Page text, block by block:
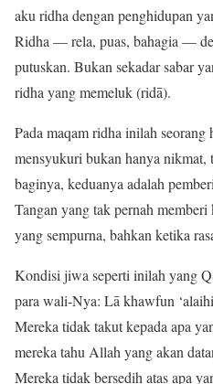
aku ridha dengan penghidupan
Ridha — rela, puas, bahagia —
putuskan. Bukan sekadar sabar
ridha yang memeluk (ridā).
Pada maqam ridha inilah seorang
mensyukuri bukan hanya nikmat,
baginya, keduanya adalah
Tangan yang tak pernah
yang sempurna, bahkan ketika
Kondisi jiwa seperti inilah yang
para wali-Nya: Lā khawfun
Mereka tidak takut kepada apa
mereka tahu Allah yang akan
Mereka tidak bersedih atas apa